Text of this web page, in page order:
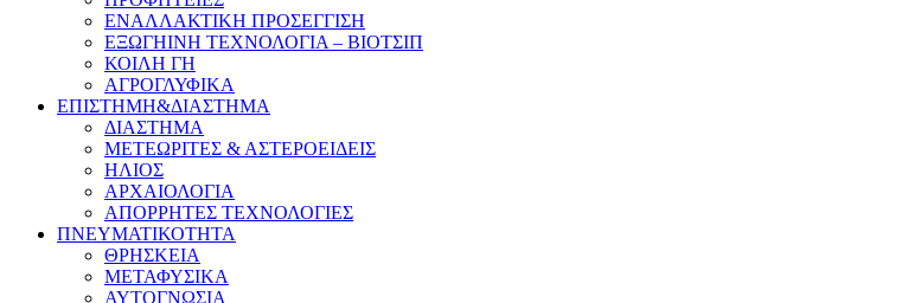
ΕΝΑΛΛΑΚΤΙΚΗ ΠΡΟΣΕΓΓΙΣΗ
ΕΞΩΓΗΙΝΗ ΤΕΧΝΟΛΟΓΙΑ – ΒΙΟΤΣΙΠ
ΚΟΙΛΗ ΓΗ
ΑΓΡΟΓΛΥΦΙΚΑ
ΕΠΙΣΤΗΜΗ&ΔΙΑΣΤΗΜΑ
ΔΙΑΣΤΗΜΑ
ΜΕΤΕΩΡΙΤΕΣ & ΑΣΤΕΡΟΕΙΔΕΙΣ
ΗΛΙΟΣ
ΑΡΧΑΙΟΛΟΓΙΑ
ΑΠΟΡΡΗΤΕΣ ΤΕΧΝΟΛΟΓΙΕΣ
ΠΝΕΥΜΑΤΙΚΟΤΗΤΑ
ΘΡΗΣΚΕΙΑ
ΜΕΤΑΦΥΣΙΚΑ
ΑΥΤΟΓΝΩΣΙΑ